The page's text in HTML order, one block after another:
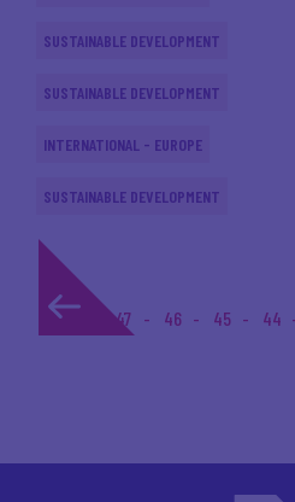
SUSTAINABLE DEVELOPMENT
SUSTAINABLE DEVELOPMENT
INTERNATIONAL - EUROPE
SUSTAINABLE DEVELOPMENT
1... 47 46 45 44